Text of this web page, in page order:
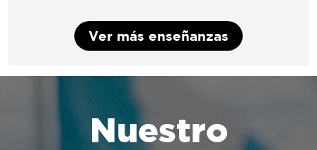
Ver más enseñanzas
Nuestro